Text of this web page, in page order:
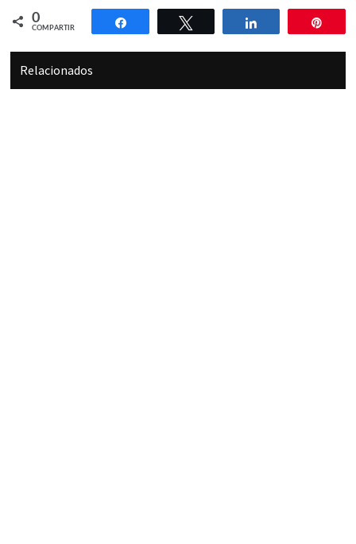
0
COMPARTIR
Compartir Compartir
Relacionados